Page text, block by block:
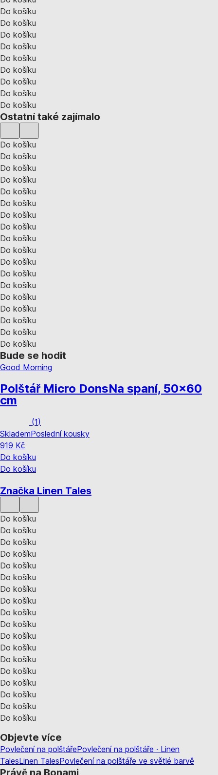
Do košíku
Do košíku
Do košíku
Do košíku
Do košíku
Do košíku
Do košíku
Do košíku
Do košíku
Ostatní také zajímalo
Do košíku
Do košíku
Do košíku
Do košíku
Do košíku
Do košíku
Do košíku
Do košíku
Do košíku
Do košíku
Do košíku
Do košíku
Do košíku
Do košíku
Do košíku
Do košíku
Do košíku
Do košíku
Bude se hodit
Good Morning
Polštář Micro DonsNa spaní, 50x60
cm
(1)
SklademPoslední kousky
919 Kč
Do košíku
Do košíku
Značka Linen Tales
Do košíku
Do košíku
Do košíku
Do košíku
Do košíku
Do košíku
Do košíku
Do košíku
Do košíku
Do košíku
Do košíku
Do košíku
Do košíku
Do košíku
Do košíku
Do košíku
Do košíku
Do košíku
Objevte více
Povlečení na polštářePovlečení na polštáře · Linen
TalesLinen TalesPovlečení na polštáře ve světlé barvě
Právě na Bonami